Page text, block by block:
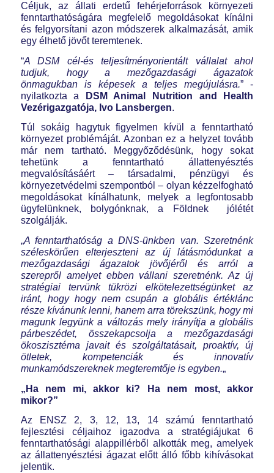
Céljuk, az állati erdetű fehérjeforrások környezeti
fenntarthatóságára megfelelő megoldásokat kínálni
és felgyorsítani azon módszerek alkalmazását, amik
egy élhető jövőt teremtenek.
“A DSM cél-és teljesítményorientált vállalat ahol
tudjuk, hogy a mezőgazdasági ágazatok
önmagukban is képesek a teljes megújulásra.” -
nyilatkozta a
DSM Animal Nutrition and Health
Vezérigazgatója, Ivo Lansbergen.
Túl sokáig hagytuk figyelmen kívül a fenntartható
környezet problémáját. Azonban ez a helyzet tovább
már nem tartható. Meggyőződésünk, hogy sokat
tehetünk a fenntartható állattenyésztés
megvalósításáért – társadalmi, pénzügyi és
környezetvédelmi szempontból – olyan kézzelfogható
megoldásokat kínálhatunk, melyek a legfontosabb
ügyfelünknek, bolygónknak, a Földnek jólétét
szolgálják.
„A fenntarthatóság a DNS-ünkben van. Szeretnénk
széleskörűen elterjeszteni az új látásmódunkat a
mezőgazdasági ágazatok jövőjéről és arról a
szerepről amelyet ebben vállani szeretnénk. Az új
stratégiai tervünk tükrözi elkötelezettségünket az
iránt, hogy hogy nem csupán a globális értéklánc
része kívánunk lenni, hanem arra törekszünk, hogy mi
magunk legyünk a változás mely irányítja a globális
párbeszédet, összekapcsolja a mezőgazdasági
ökoszisztéma javait és szolgáltatásait, proaktív, új
ötletek, kompetenciák és innovatív
munkamódszereknek megteremtője is egyben.„
„Ha nem mi, akkor ki?
Ha nem most, akkor
mikor?”
Az ENSZ 2, 3, 12, 13, 14 számú fenntartható
fejlesztési céljaihoz igazodva a stratégiájukat 6
fenntarthatósági alappillérből alkották meg, amelyek
az állattenyésztési ágazat előtt álló főbb kihívásokat
jelentik.